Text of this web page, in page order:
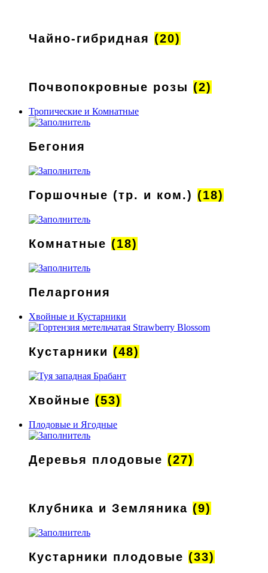
Чайно-гибридная (20)
Почвопокровные розы (2)
Тропические и Комнатные
Бегония
Горшочные (тр. и ком.) (18)
Комнатные (18)
Пеларгония
Хвойные и Кустарники
Кустарники (48)
Хвойные (53)
Плодовые и Ягодные
Деревья плодовые (27)
Клубника и Земляника (9)
Кустарники плодовые (33)